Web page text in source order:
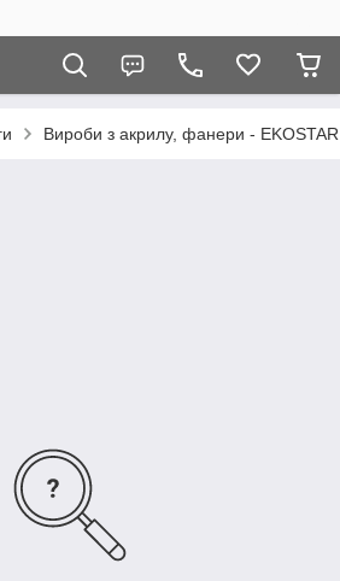
Вироби з акрилу, фанери - EKOSTAR